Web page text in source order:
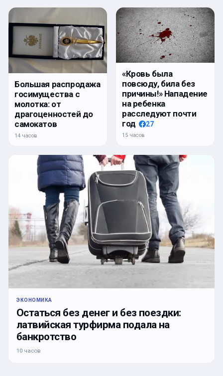
Большая распродажа
госимущества с
молотка: от
драгоценностей до
самокатов
14 часов
«Кровь была
повсюду, била без
причины!» Нападение
на ребенка
расследуют почти
год
27
15 часов
ЭКОНОМИКА
Остаться без денег и без поездки:
латвийская турфирма подала на
банкротство
10 часов